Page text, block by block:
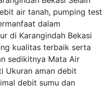
air tanah, pumping test
dalam
di Karangindah Bekasi
kualitas terbaik serta
sedikitnya Mata Air
Ukuran aman debit
debit sumu dan